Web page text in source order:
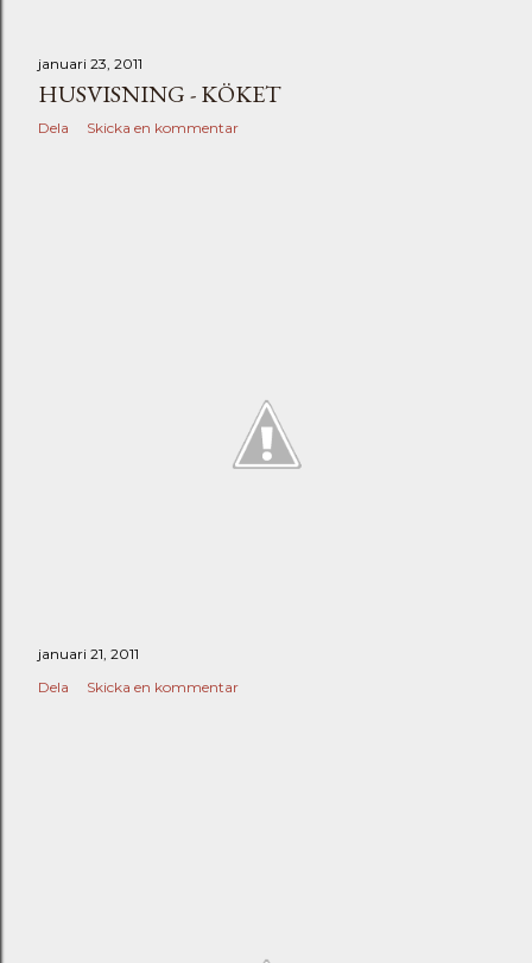
januari 23, 2011
HUSVISNING - KÖKET
Dela Skicka en kommentar
januari 21, 2011
Dela
Skicka en kommentar